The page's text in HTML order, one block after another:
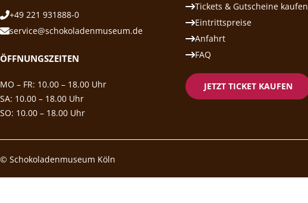
+49 221 931888-0
service@schokoladenmuseum.de
ÖFFNUNGSZEITEN
MO – FR: 10.00 – 18.00 Uhr
SA: 10.00 – 18.00 Uhr
SO: 10.00 – 18.00 Uhr
Tickets & Gutscheine kaufen
Eintrittspreise
Anfahrt
FAQ
JETZT TICKET KAUFEN
© Schokoladenmuseum Köln